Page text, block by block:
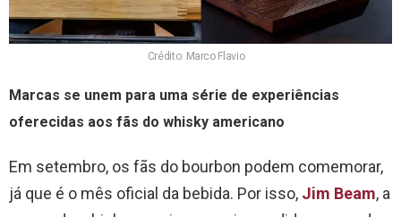
Crédito: Marco Flavio
Marcas se unem para uma série de experiências
oferecidas aos fãs do whisky americano
Em setembro, os fãs do bourbon podem comemorar,
já que é o mês oficial da bebida. Por isso, Jim Beam, a